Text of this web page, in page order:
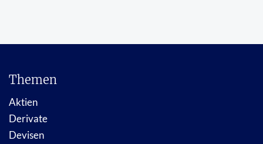
Themen
Aktien
Derivate
Devisen